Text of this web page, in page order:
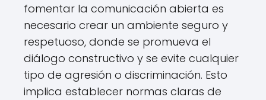
fomentar la comunicación abierta es
necesario crear un ambiente seguro y
respetuoso, donde se promueva el
diálogo constructivo y se evite cualquier
tipo de agresión o discriminación. Esto
implica establecer normas claras de